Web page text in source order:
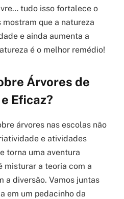
tudo isso fortalece o
que a natureza
e ainda aumenta a
é o melhor remédio!
Árvores de
Eficaz?
árvores nas escolas não
e atividades
torna uma aventura
misturar a teoria com a
a diversão. Vamos juntas
em um pedacinho da